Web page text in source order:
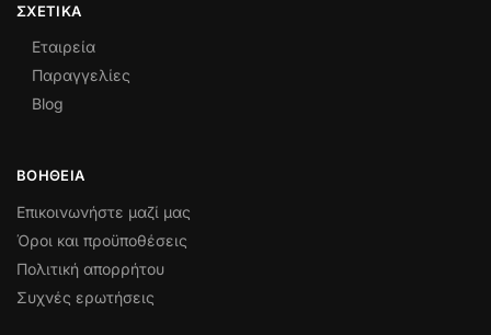
ΣΧΕΤΙΚΆ
Εταιρεία
Παραγγελίες
Blog
ΒΟΉΘΕΙΑ
Επικοινωνήστε μαζί μας
Όροι και προϋποθέσεις
Πολιτική απορρήτου
Συχνές ερωτήσεις